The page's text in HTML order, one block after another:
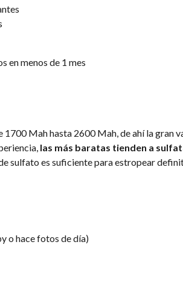
en menos de 1 mes
Mah hasta 2600 Mah, de ahí la gran
las más baratas tienden a
sulfato es suficiente para estropear
o hace fotos de día)